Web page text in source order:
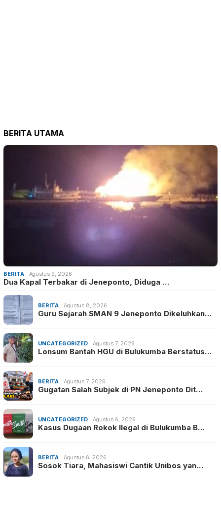
BERITA UTAMA
BERITA Agustus 9, 2026
Dua Kapal Terbakar di Jeneponto, Diduga …
BERITA Agustus 8, 2026
Guru Sejarah SMAN 9 Jeneponto Dikeluhkan…
UNCATEGORIZED Agustus 7, 2026
Lonsum Bantah HGU di Bulukumba Berstatus…
BERITA Agustus 7, 2026
Gugatan Salah Subjek di PN Jeneponto Dit…
UNCATEGORIZED Agustus 6, 2026
Kasus Dugaan Rokok Ilegal di Bulukumba B…
BERITA Agustus 6, 2026
Sosok Tiara, Mahasiswi Cantik Unibos yan…